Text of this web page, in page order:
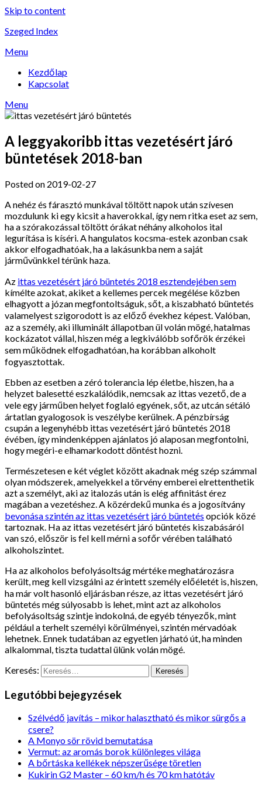
Skip to content
Szeged Index
Menu
Kezdőlap
Kapcsolat
Menu
A leggyakoribb ittas vezetésért járó
büntetések 2018-ban
Posted on 2019-02-27
A nehéz és fárasztó munkával töltött napok után szívesen
mozdulunk ki egy kicsit a haverokkal, így nem ritka eset az sem,
ha a szórakozással töltött órákat néhány alkoholos ital
legurítása is kíséri. A hangulatos kocsma-estek azonban csak
akkor elfogadhatóak, ha a lakásunkba nem a saját
járművünkkel térünk haza.
Az ittas vezetésért járó büntetés 2018 esztendejében sem
kímélte azokat, akiket a kellemes percek megélése közben
elhagyott a józan megfontoltságuk, sőt, a kiszabható büntetés
valamelyest szigorodott is az előző évekhez képest. Valóban,
az a személy, aki illuminált állapotban ül volán mögé, hatalmas
kockázatot vállal, hiszen még a legkiválóbb sofőrök érzékei
sem működnek elfogadhatóan, ha korábban alkoholt
fogyasztottak.
Ebben az esetben a zéró tolerancia lép életbe, hiszen, ha a
helyzet balesetté eszkalálódik, nemcsak az ittas vezető, de a
vele egy járműben helyet foglaló egyének, sőt, az utcán sétáló
ártatlan gyalogosok is veszélybe kerülnek. A pénzbírság
csupán a legenyhébb ittas vezetésért járó büntetés 2018
évében, így mindenképpen ajánlatos jó alaposan megfontolni,
hogy megéri-e elhamarkodott döntést hozni.
Természetesen e két véglet között akadnak még szép számmal
olyan módszerek, amelyekkel a törvény emberei elrettenthetik
azt a személyt, aki az italozás után is elég affinitást érez
magában a vezetéshez. A közérdekű munka és a jogosítvány
bevonása szintén az ittas vezetésért járó büntetés opciók közé
tartoznak. Ha az ittas vezetésért járó büntetés kiszabásáról
van szó, először is fel kell mérni a sofőr vérében található
alkoholszintet.
Ha az alkoholos befolyásoltság mértéke meghatározásra
került, meg kell vizsgálni az érintett személy előéletét is, hiszen,
ha már volt hasonló eljárásban része, az ittas vezetésért járó
büntetés még súlyosabb is lehet, mint azt az alkoholos
befolyásoltság szintje indokolná, de egyéb tényezők, mint
például a terhelt személyi körülményei, szintén mérvadóak
lehetnek. Ennek tudatában az egyetlen járható út, ha minden
alkalommal, tiszta tudattal ülünk volán mögé.
Keresés:
Legutóbbi bejegyzések
Szélvédő javítás – mikor halasztható és mikor sürgős a
csere?
A Monyo sör rövid bemutatása
Vermut: az aromás borok különleges világa
A bőrtáska kellékek népszerűsége töretlen
Kukirin G2 Master – 60 km/h és 70 km hatótáv